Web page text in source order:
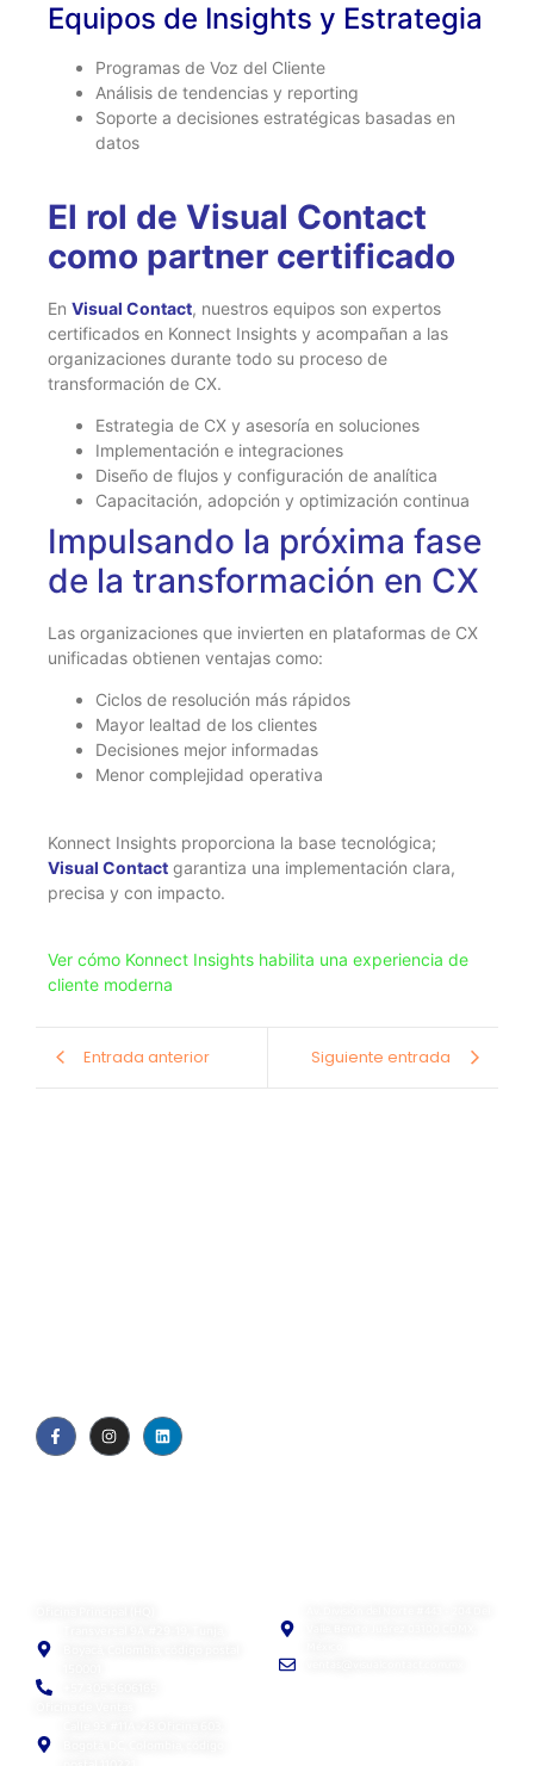
Equipos de Insights y Estrategia
Programas de Voz del Cliente
Análisis de tendencias y reporting
Soporte a decisiones estratégicas basadas en
datos
El rol de Visual Contact
como partner certificado
En Visual Contact, nuestros equipos son expertos
certificados en Konnect Insights y acompañan a las
organizaciones durante todo su proceso de
transformación de CX.
Estrategia de CX y asesoría en soluciones
Implementación e integraciones
Diseño de flujos y configuración de analítica
Capacitación, adopción y optimización continua
Impulsando la próxima fase
de la transformación en CX
Las organizaciones que invierten en plataformas de CX
unificadas obtienen ventajas como:
Ciclos de resolución más rápidos
Mayor lealtad de los clientes
Decisiones mejor informadas
Menor complejidad operativa
Konnect Insights proporciona la base tecnológica;
Visual Contact garantiza una implementación clara,
precisa y con impacto.
Ver cómo Konnect Insights habilita una experiencia de
cliente moderna
Entrada anterior Siguiente entrada